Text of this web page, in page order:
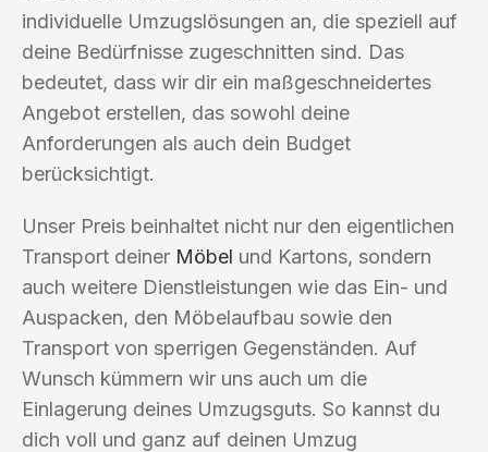
individuelle Umzugslösungen an, die speziell auf
deine Bedürfnisse zugeschnitten sind. Das
bedeutet, dass wir dir ein maßgeschneidertes
Angebot erstellen, das sowohl deine
Anforderungen als auch dein Budget
berücksichtigt.
Unser Preis beinhaltet nicht nur den eigentlichen
Transport deiner Möbel und Kartons, sondern
auch weitere Dienstleistungen wie das Ein- und
Auspacken, den Möbelaufbau sowie den
Transport von sperrigen Gegenständen. Auf
Wunsch kümmern wir uns auch um die
Einlagerung deines Umzugsguts. So kannst du
dich voll und ganz auf deinen Umzug